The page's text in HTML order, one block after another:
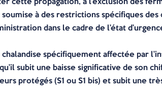
à des restrictions spécifiques
dans le cadre de l’état
spécifiquement affectée par
subit une baisse significative de son
protégés (S1 ou S1 bis) et subit une